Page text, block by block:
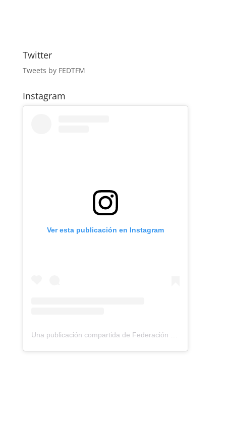
Twitter
Tweets by FEDTFM
Instagram
Ver esta publicación en Instagram
Una publicación compartida de Federación Montañismo Tenerife (@federacion_montanismo_tenerife)